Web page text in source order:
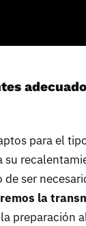
para el
su
de ser
la
preparación